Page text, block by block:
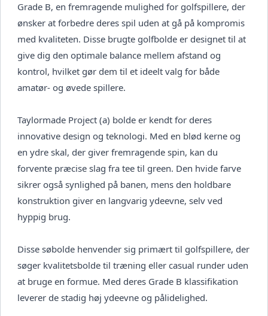
Grade B, en fremragende mulighed for golfspillere, der
ønsker at forbedre deres spil uden at gå på kompromis
med kvaliteten. Disse brugte golfbolde er designet til at
give dig den optimale balance mellem afstand og
kontrol, hvilket gør dem til et ideelt valg for både
amatør- og øvede spillere.
Taylormade Project (a) bolde er kendt for deres
innovative design og teknologi. Med en blød kerne og
en ydre skal, der giver fremragende spin, kan du
forvente præcise slag fra tee til green. Den hvide farve
sikrer også synlighed på banen, mens den holdbare
konstruktion giver en langvarig ydeevne, selv ved
hyppig brug.
Disse søbolde henvender sig primært til golfspillere, der
søger kvalitetsbolde til træning eller casual runder uden
at bruge en formue. Med deres Grade B klassifikation
leverer de stadig høj ydeevne og pålidelighed.